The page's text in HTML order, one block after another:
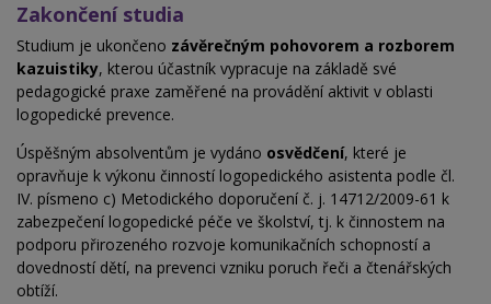
Zakončení studia
Studium je ukončeno závěrečným pohovorem a rozborem
kazuistiky, kterou účastník vypracuje na základě své
pedagogické praxe zaměřené na provádění aktivit v oblasti
logopedické prevence.
Úspěšným absolventům je vydáno osvědčení, které je
opravňuje k výkonu činností logopedického asistenta podle čl.
IV. písmeno c) Metodického doporučení č. j. 14712/2009-61 k
zabezpečení logopedické péče ve školství, tj. k činnostem na
podporu přirozeného rozvoje komunikačních schopností a
dovedností dětí, na prevenci vzniku poruch řeči a čtenářských
obtíží.